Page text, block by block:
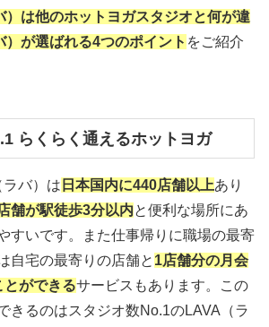
）は他のホットヨガスタジオと何が違
が選ばれる4つのポイント をご紹介
らくらく通えるホットヨガ
バ）は 日本国内に440店舗以上あり
舗が駅徒歩3分以内と便利な場所にあ
すいです。また仕事帰りに職場の最寄
自宅の最寄りの店舗と 1店舗分の月会
ができるサービスもあります。この
きるのはスタジオ数No.1のLAVA（ラ